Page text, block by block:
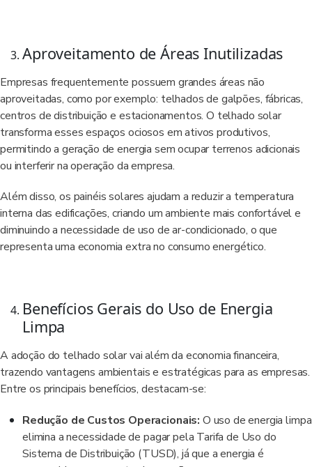
Aproveitamento de Áreas Inutilizadas
Empresas frequentemente possuem grandes áreas não
aproveitadas, como por exemplo: telhados de galpões, fábricas,
centros de distribuição e estacionamentos. O telhado solar
transforma esses espaços ociosos em ativos produtivos,
permitindo a geração de energia sem ocupar terrenos adicionais
ou interferir na operação da empresa.
Além disso, os painéis solares ajudam a reduzir a temperatura
interna das edificações, criando um ambiente mais confortável e
diminuindo a necessidade de uso de ar-condicionado, o que
representa uma economia extra no consumo energético.
Benefícios Gerais do Uso de Energia
Limpa
A adoção do telhado solar vai além da economia financeira,
trazendo vantagens ambientais e estratégicas para as empresas.
Entre os principais benefícios, destacam-se:
Redução de Custos Operacionais: O uso de energia limpa
elimina a necessidade de pagar pela Tarifa de Uso do
Sistema de Distribuição (TUSD), já que a energia é